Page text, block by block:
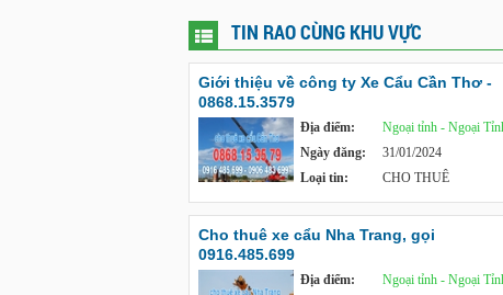
TIN RAO CÙNG KHU VỰC
Giới thiệu về công ty Xe Cẩu Cần Thơ -
0868.15.3579
Địa điểm:
Ngoại tỉnh - Ngoại
Ngày đăng:
31/01/2024
Loại tin:
CHO THUÊ
Cho thuê xe cẩu Nha Trang, gọi
0916.485.699
Địa điểm:
Ngoại tỉnh - Ngoại